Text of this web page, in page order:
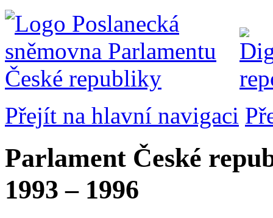
Přejít na hlavní navigaci
Parlament České
1993 – 1996